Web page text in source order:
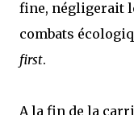
fine, négligerait
combats
first.
A la fin de la